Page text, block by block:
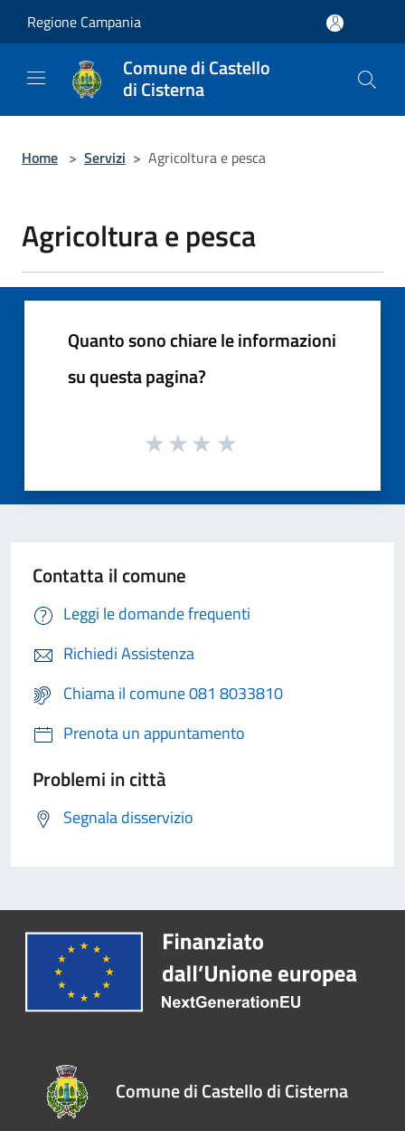
Regione Campania
Comune di Castello
di Cisterna
Home > Servizi > Agricoltura e pesca
Agricoltura e pesca
Quanto sono chiare le informazioni
su questa pagina?
Contatta il comune
Leggi le domande frequenti
Richiedi Assistenza
Chiama il comune 081 8033810
Prenota un appuntamento
Problemi in città
Segnala disservizio
Comune di Castello di Cisterna